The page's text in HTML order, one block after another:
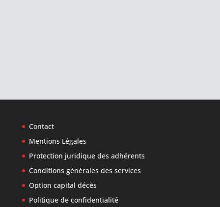
Contact
Mentions Légales
Protection juridique des adhérents
Conditions générales des services
Option capital décès
Politique de confidentialité